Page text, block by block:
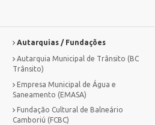
Autarquias / Fundações
Autarquia Municipal de Trânsito (BC
Trânsito)
Empresa Municipal de Água e
Saneamento (EMASA)
Fundação Cultural de Balneário
Camboriú (FCBC)